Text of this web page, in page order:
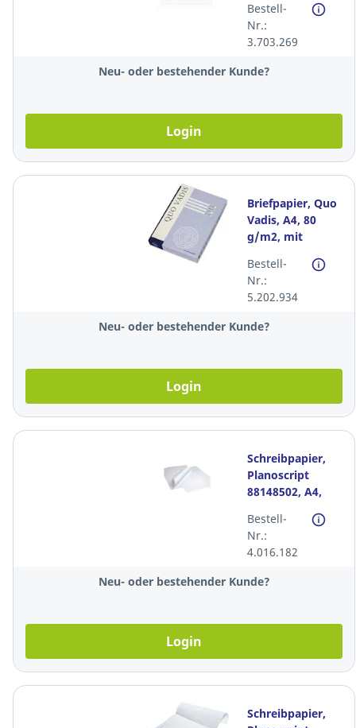
Packung à 500
Blatt
Bestell-
Nr.:
3.703.269
Neu- oder bestehender Kunde?
Login
Briefpapier, Quo
Vadis, A4, 80
g/m2, mit
weiss, Pack à 500
Blatt
Bestell-
Nr.:
5.202.934
Neu- oder bestehender Kunde?
Login
Schreibpapier,
Planoscript
88148502, A4,
90g. Pack à 500
Blatt
Bestell-
Nr.:
4.016.182
Neu- oder bestehender Kunde?
Login
Schreibpapier,